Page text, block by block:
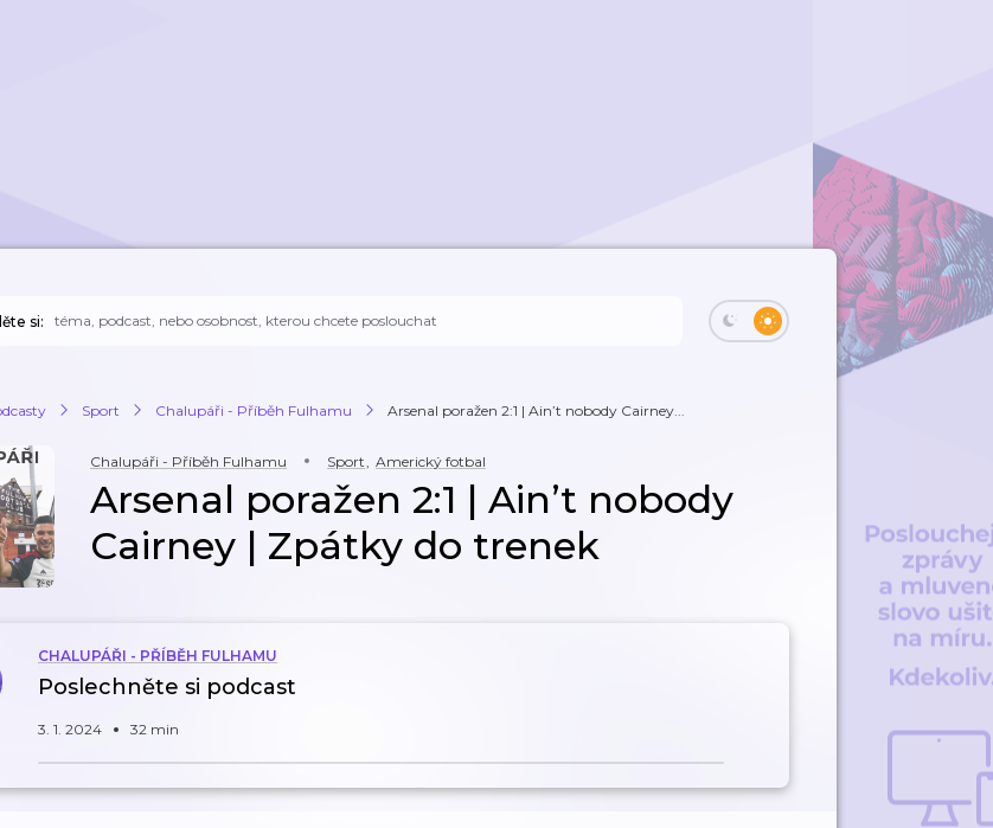
si:
Sport Chalupáři - Příběh Fulhamu Arsenal poražen 2:1 | Ain’t nobody Cairney...
Chalupáři - Příběh Fulhamu Sport, Americký fotbal
Arsenal poražen 2:1 | Ain’t nobody
Cairney | Zpátky do trenek
CHALUPÁŘI - PŘÍBĚH FULHAMU
Poslechněte si podcast
3. 1. 2024 32 min